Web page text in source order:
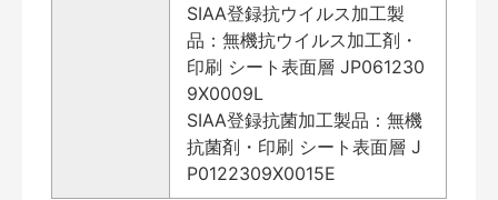
SIAA登録抗ウイルス加工製
品：無機抗ウイルス加工剤・
印刷 シート表面層 JP061230
9X0009L
SIAA登録抗菌加工製品：無機
抗菌剤・印刷 シート表面層 J
P0122309X0015E